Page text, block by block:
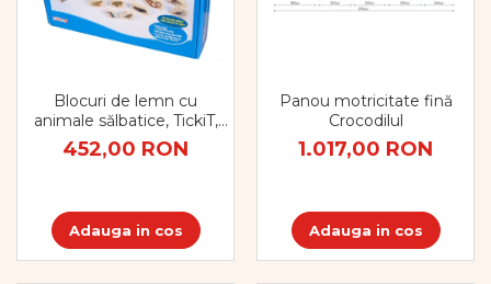
Blocuri de lemn cu
animale sălbatice, TickiT,
set de 30
452,00 RON
Adauga in cos
Panou motricitate fină
Crocodilul
1.017,00 RON
Adauga in cos